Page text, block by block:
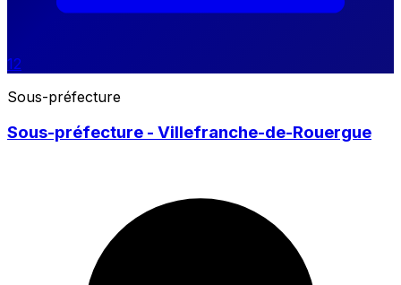
12
Sous-préfecture
Sous-préfecture - Villefranche-de-Rouergue